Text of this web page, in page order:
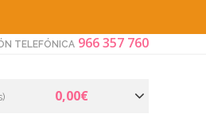
TELEFÓNICA 966 357 760
0,00€